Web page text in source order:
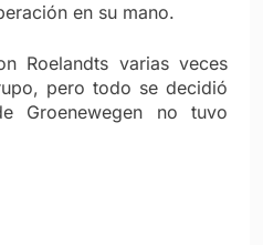
en su mano.
Roelandts varias veces
pero todo se decidió
Groenewegen no tuvo